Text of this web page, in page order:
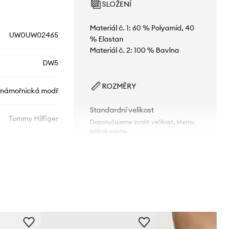
UW0UW02465
DW5
námořnická modř
Tommy Hilfiger
SLOŽENÍ
Materiál č. 1: 60 % Polyamid, 40
% Elastan
Materiál č. 2: 100 % Bavlna
ROZMĚRY
Standardní velikost
Doporučujeme zvolit velikost, kterou
běžně nosíte.